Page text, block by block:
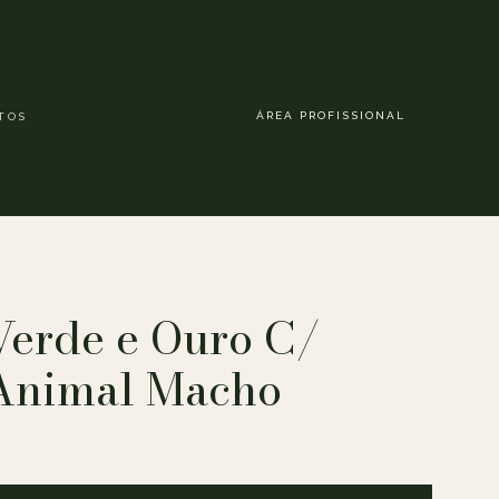
ÁREA PROFISSIONAL
e Ouro C/
Macho